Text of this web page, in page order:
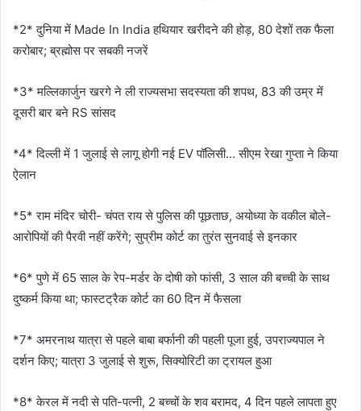
*2* दुनिया में Made In India हथियार खरीदने की होड़, 80 देशों तक फैला
करोबार; ब्रह्मोस पर सबकी नजरें
*3* मल्लिकार्जुन खरगे ने ली राज्यसभा सदस्यता की शपथ, 83 की उम्र में
दूसरी बार बने RS सांसद
*4* दिल्ली में 1 जुलाई से लागू होगी नई EV पॉलिसी… सीएम रेखा गुप्ता ने किया
ऐलान
*5* राम मंदिर चोरी- चंपत राय से पुलिस की पूछताछ, अयोध्या के वकील बोले-
आरोपियों की पैरवी नहीं करेंगे; सुप्रीम कोर्ट का तुरंत सुनवाई से इनकार
*6* पुणे में 65 साल के रेप-मर्डर के दोषी को फांसी, 3 साल की बच्ची के साथ
दुष्कर्म किया था; फास्टट्रैक कोर्ट का 60 दिन में फैसला
*7* अमरनाथ यात्रा से पहले बाबा बर्फानी की पहली पूजा हुई, उपराज्यपाल ने
दर्शन किए; यात्रा 3 जुलाई से शुरू, सिक्योरिटी का ट्रायल हुआ
*8* केरल में नदी से पति-पत्नी, 2 बच्चों के शव बरामद, 4 दिन पहले लापता हुए